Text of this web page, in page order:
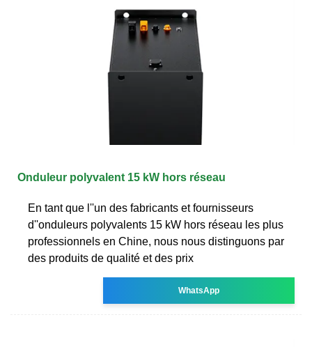
Onduleur polyvalent 15 kW hors réseau
En tant que l''un des fabricants et fournisseurs
d''onduleurs polyvalents 15 kW hors réseau les plus
professionnels en Chine, nous nous distinguons par
des produits de qualité et des prix
WhatsApp